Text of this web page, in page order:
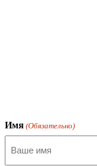
Имя (Обязательно)